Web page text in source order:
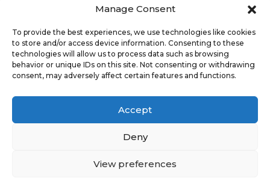
Manage Consent
To provide the best experiences, we use technologies like cookies
to store and/or access device information. Consenting to these
technologies will allow us to process data such as browsing
behavior or unique IDs on this site. Not consenting or withdrawing
consent, may adversely affect certain features and functions.
Accept
Deny
View preferences
kontakt@wirfahren.de
RECHTLICHES
Impressum
Datenschutzerklärung